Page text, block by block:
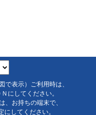
で表示）ご利用時は、
にしてください。
、お持ちの端末で、
してください。